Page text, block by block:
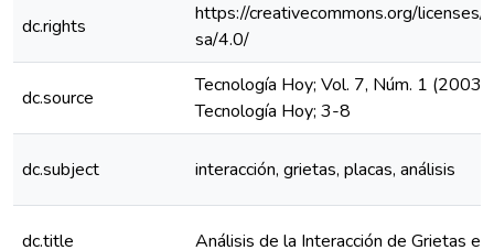
dc.rights
https://creativecommons.org/licenses/
sa/4.0/
dc.source
Tecnología Hoy; Vol. 7, Núm. 1
Tecnología Hoy; 3-8
dc.subject interacción, grietas, placas, análisis
dc.title Análisis de la Interacción de Grietas